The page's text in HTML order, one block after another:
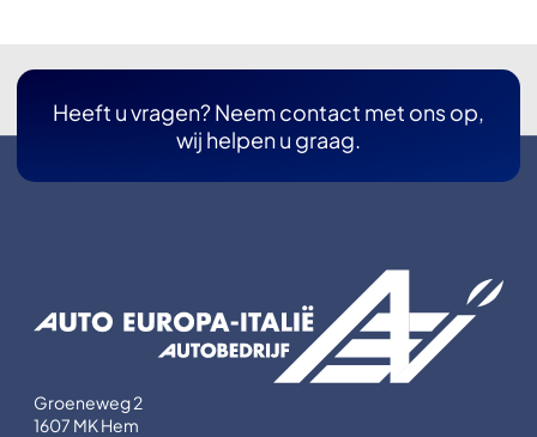
Heeft u vragen? Neem contact met ons op,
wij helpen u graag.
Groeneweg 2
1607 MK Hem